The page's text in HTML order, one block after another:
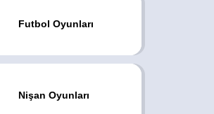
Futbol Oyunları
Nişan Oyunları